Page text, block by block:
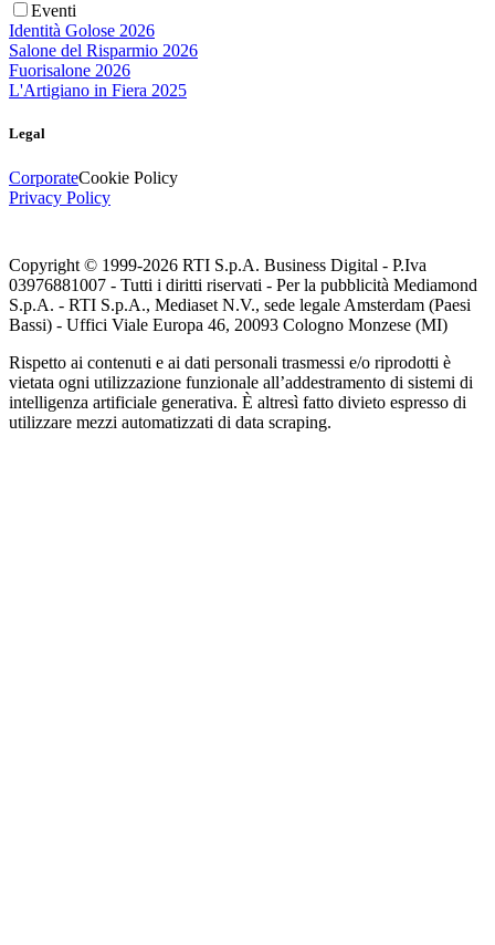
Eventi
Identità Golose 2026
Salone del Risparmio 2026
Fuorisalone 2026
L'Artigiano in Fiera 2025
Legal
CorporateCookie Policy
Privacy Policy
Copyright © 1999-2026 RTI S.p.A. Business Digital - P.Iva
03976881007 - Tutti i diritti riservati - Per la pubblicità Mediamond
S.p.A. - RTI S.p.A., Mediaset N.V., sede legale Amsterdam (Paesi
Bassi) - Uffici Viale Europa 46, 20093 Cologno Monzese (MI)
Rispetto ai contenuti e ai dati personali trasmessi e/o riprodotti è
vietata ogni utilizzazione funzionale all’addestramento di sistemi di
intelligenza artificiale generativa. È altresì fatto divieto espresso di
utilizzare mezzi automatizzati di data scraping.